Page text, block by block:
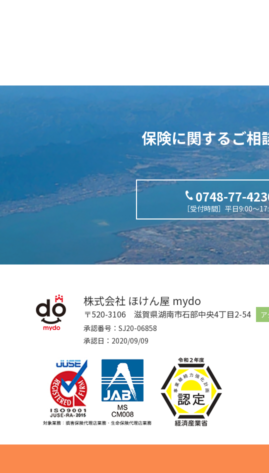
保険に関するご相
0748-77-
［受付時間］平日9:00～
株式会社 ほけん屋 mydo
〒520-3106 滋賀県湖南市石部中央4丁目2-54
承認番号：SJ20-06858
​​​​​​​承認日：2020/09/09